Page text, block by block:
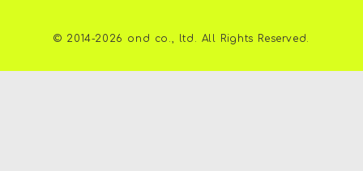
©︎ 2014-2026 ond co., ltd. All Rights Reserved.